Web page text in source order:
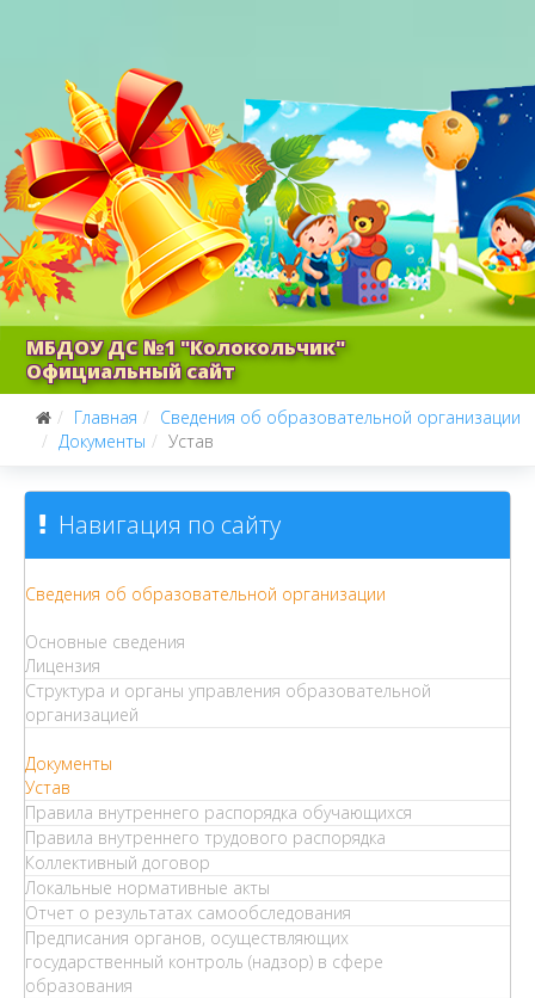
МБДОУ ДС №1 "Колокольчик"
Официальный сайт
Главная
Сведения об образовательной организации
Документы
Устав
Навигация по сайту
Сведения об образовательной организации
Основные сведения
Лицензия
Структура и органы управления образовательной
организацией
Документы
Устав
Правила внутреннего распорядка обучающихся
Правила внутреннего трудового распорядка
Коллективный договор
Локальные нормативные акты
Отчет о результатах самообследования
Предписания органов, осуществляющих
государственный контроль (надзор) в сфере
образования